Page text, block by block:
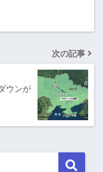
次の記事
ウンが